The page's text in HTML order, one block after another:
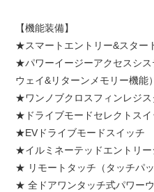
【機能装備】
★スマートエントリー&スター
★パワーイージーアクセスシ
ウェイ&リターンメモリー機能）
★ワンノブクロスフィンレジス
★ドライブモードセレクトス
★EVドライブモードスイッチ
★イルミネーテッドエントリー
★ リモートタッチ（タッチパッ
★ 全ドアワンタッチ式パワー